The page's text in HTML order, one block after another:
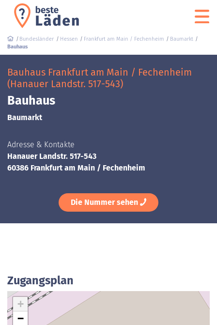
Bundesländer Hessen Frankfurt am Main / Fechenheim
Baumarkt
Bauhaus
Bauhaus Frankfurt am Main / Fechenheim
(Hanauer Landstr. 517-543)
Bauhaus
Baumarkt
Adresse & Kontakte
Hanauer Landstr. 517-543
60386 Frankfurt am Main / Fechenheim
Die Nummer sehen
Zugangsplan
+
−